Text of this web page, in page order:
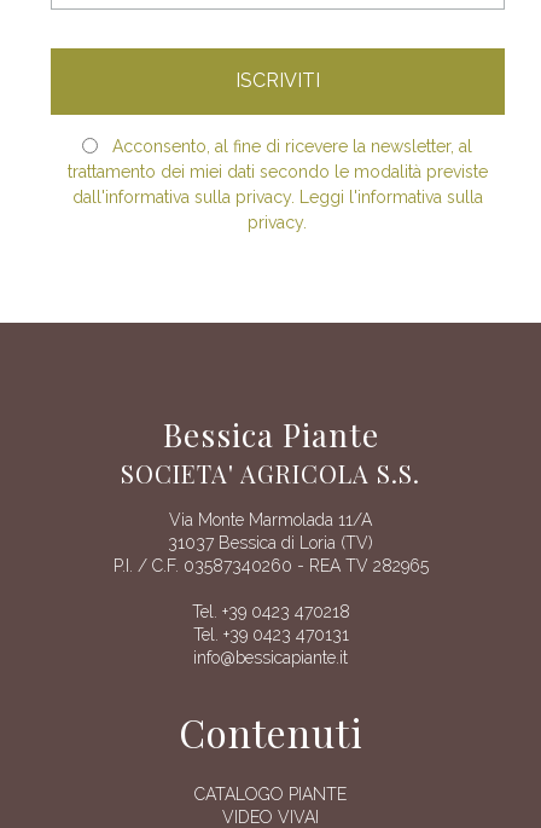
Acconsento, al fine di ricevere la newsletter, al
trattamento dei miei dati secondo le modalità previste
dall'informativa sulla privacy. Leggi l'informativa sulla
privacy.
Bessica Piante
SOCIETA' AGRICOLA S.S.
Via Monte Marmolada 11/A
31037 Bessica di Loria (TV)
P.I. / C.F. 03587340260 - REA TV 282965
Tel. +39 0423 470218
Tel. +39 0423 470131
info@bessicapiante.it
Contenuti
CATALOGO PIANTE
VIDEO VIVAI